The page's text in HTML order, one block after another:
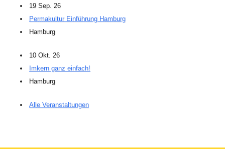
19 Sep. 26
Permakultur Einführung Hamburg
Hamburg
10 Okt. 26
Imkern ganz einfach!
Hamburg
Alle Veranstaltungen